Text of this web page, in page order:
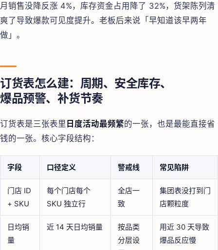
月销售没降反涨 4%，库存资金占用降了 32%，货架陈列清
爽了导致爆款可见度提升。老板后来说「早知道该早两年
做」。
订货表怎么建：周期、安全库存、
爆品预警、补货节奏
订货表是三张表里 日度活动最频繁的一张，也是最能直接省
钱的一张。核心字段结构：
字段 口径定义 警戒线 常见陷阱
门店 ID
+ SKU
每个门店每个
SKU 独立行
全店一
致
集团表没打到门
店颗粒度
日均销
量
近 14 天日均销量
按品类
分层设
用近 30 天导致
爆品反应慢